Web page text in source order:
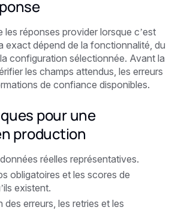
les réponses provider lorsque c’est
exact dépend de la fonctionnalité, du
configuration sélectionnée. Avant la
les champs attendus, les erreurs
de confiance disponibles.
pour une
production
réelles représentatives.
obligatoires et les scores de
existent.
des erreurs, les retries et les